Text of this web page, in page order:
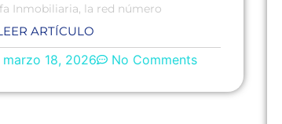
Inmobiliaria, la red número
ARTÍCULO
marzo 18, 2026 No Comments